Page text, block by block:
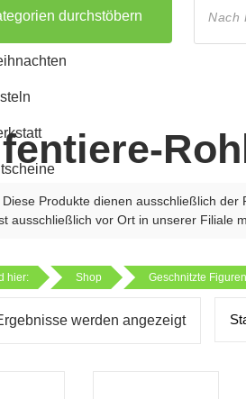
durchstöbern
search
Diese Produkte dienen ausschließlich
ausschließlich vor Ort in unserer Filiale
werden angezeigt
hier: Shop Geschnitzte Figuren